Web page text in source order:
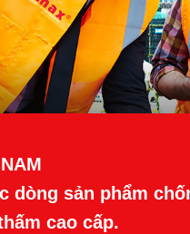
dòng sản phẩm
cao cấp.